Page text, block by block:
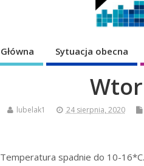
Główna Sytuacja obecna
lubelak1 24 sierpnia, 2020
Temperatura spadnie do 10-